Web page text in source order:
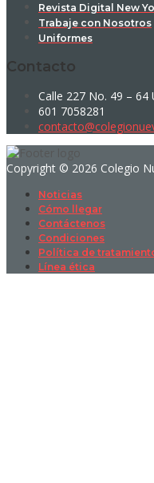
Revista Digital New
Trabaje con Nosotros
Uniformes
Contacto
Calle 227 No. 49 – 64
601 7058281
Copyright © 2026 Colegio
Noticias
Cómo llegar
Contáctenos
Condiciones
Política de
Línea ética